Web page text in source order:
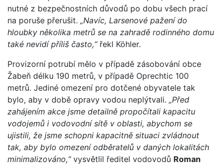
nutné z bezpečnostních důvodů po dobu všech prací
na poruše přerušit. „Navíc, Larsenové pažení do
hloubky několika metrů se na zahradě rodinného domu
také nevidí příliš často,“řekl Köhler.
Provizorní potrubí mělo v případě zásobování obce
Žabeň délku 190 metrů, v případě Oprechtic 100
metrů. Jediné omezení pro dotčené obyvatele tak
bylo, aby v době opravy vodou neplýtvali. „Před
zahájením akce jsme detailně propočítali kapacitu
vodojemů i vodovodní sítě v oblasti, abychom se
ujistili, že jsme schopni kapacitně situaci zvládnout
tak, aby bylo omezení odběratelů v daných lokalitách
minimalizováno,“ vysvětlil ředitel vodovodů Roman